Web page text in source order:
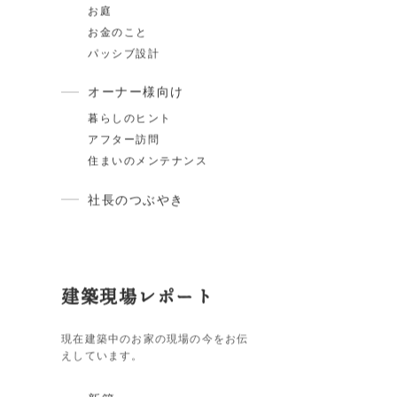
家づくりの知識
スタイル紹介
断熱・気密
ARCHは〇〇しません
土地のこと
お庭
パッシブ設計
アフター訪問
住まいのメンテナンス
社長のつぶやき